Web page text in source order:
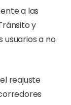
a las
y
a no
reajuste